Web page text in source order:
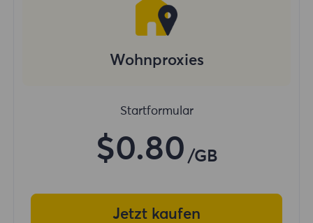
Wohnproxies
Startformular
$0.80 /GB
Jetzt kaufen